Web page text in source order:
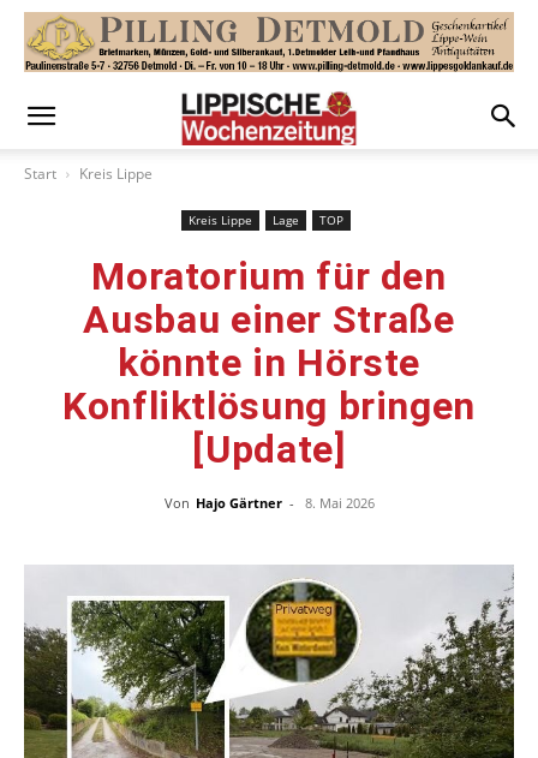
Start Kreis Lippe
Kreis Lippe Lage TOP
Moratorium für den
Ausbau einer Straße
könnte in Hörste
Konfliktlösung bringen
[Update]
Von Hajo Gärtner - 8. Mai 2026